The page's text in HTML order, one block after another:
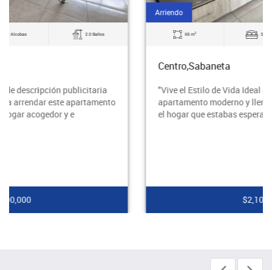
Arriendo
"Vive el Estilo de Vida Ideal en Sabaneta" ¿Buscas un
apartamento moderno y lleno de comodidades? ¡Este es
el hogar que estabas esperando! Ubicado en